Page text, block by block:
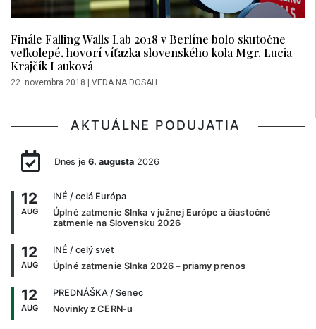
Finále Falling Walls Lab 2018 v Berlíne bolo skutočne
veľkolepé, hovorí víťazka slovenského kola Mgr. Lucia
Krajčík Lauková
22. novembra 2018 VEDA NA DOSAH
AKTUÁLNE PODUJATIA
Dnes je 6. augusta2026
12
AUG
INÉ / celá Európa
Úplné zatmenie Slnka v južnej Európe a čiastočné
zatmenie na Slovensku 2026
12
AUG
INÉ / celý svet
Úplné zatmenie Slnka 2026 – priamy prenos
12
AUG
PREDNÁŠKA / Senec
Novinky z CERN-u